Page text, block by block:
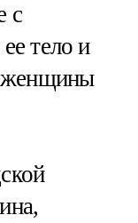
с
тело и
женщины